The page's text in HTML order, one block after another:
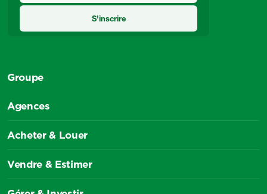
Groupe
Agences
Acheter & Louer
Vendre & Estimer